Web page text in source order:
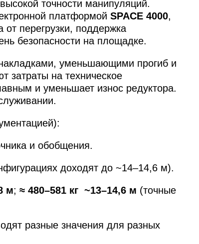
точности манипуляций.
платформой SPACE 4000,
перегрузки, поддержка
безопасности на площадке.
уменьшающими прогиб и
затраты на техническое
и уменьшает износ редуктора.
и обобщения.
доходят до ~14–14,6 м).
м; ≈ 480–581 кг ~13–14,6 м (точные
разные значения для разных